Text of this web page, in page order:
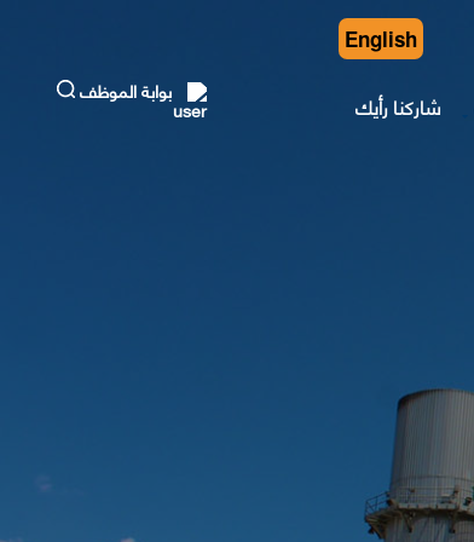
شاركنا رأيك بوابة الموظف
English